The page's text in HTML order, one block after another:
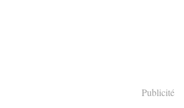
Publicité